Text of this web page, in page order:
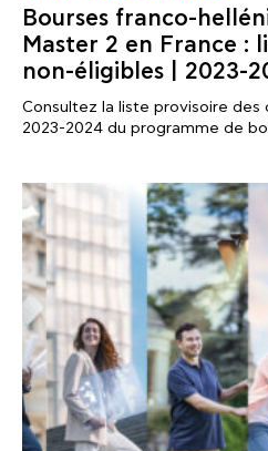
Bourses franco-
Master 2 en France :
non-éligibles | 2023-
Consultez la liste provisoire des
2023-2024 du programme de